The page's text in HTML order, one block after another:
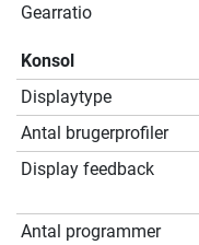
Gearratio
Konsol
Displaytype
Antal brugerprofiler
Display feedback
Antal programmer